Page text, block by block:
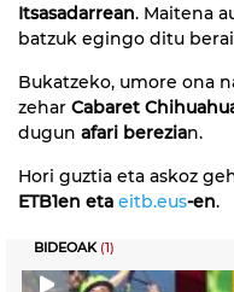
Itsasadarrean. Maitena
batzuk egingo ditu
Bukatzeko, umore ona
zehar Cabaret
dugun afari berezian.
Hori guztia eta askoz
ETB1en eta eitb.eus-en.
BIDEOAK (1)